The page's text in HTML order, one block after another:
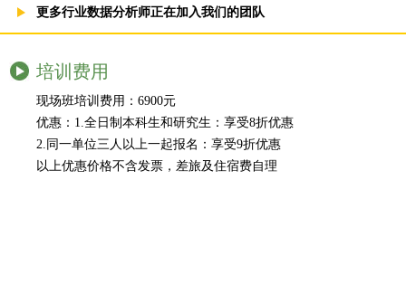
更多行业数据分析师正在加入我们的团队
培训费用
现场班培训费用：6900元
优惠：1.全日制本科生和研究生：享受8折优惠
2.同一单位三人以上一起报名：享受9折优惠
以上优惠价格不含发票，差旅及住宿费自理